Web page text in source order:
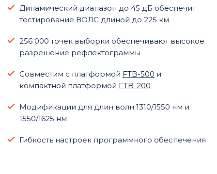
Динамический диапазон до 45 дБ обеспечит
тестирование ВОЛС длиной до 225 км
256 000 точек выборки обеспечивают высокое
разрешение рефлектограммы
Совместим с платформой FTB-500 и
компактной платформой FTB-200
Модификации для длин волн 1310/1550 нм и
1550/1625 нм
Гибкость настроек программного обеспечения